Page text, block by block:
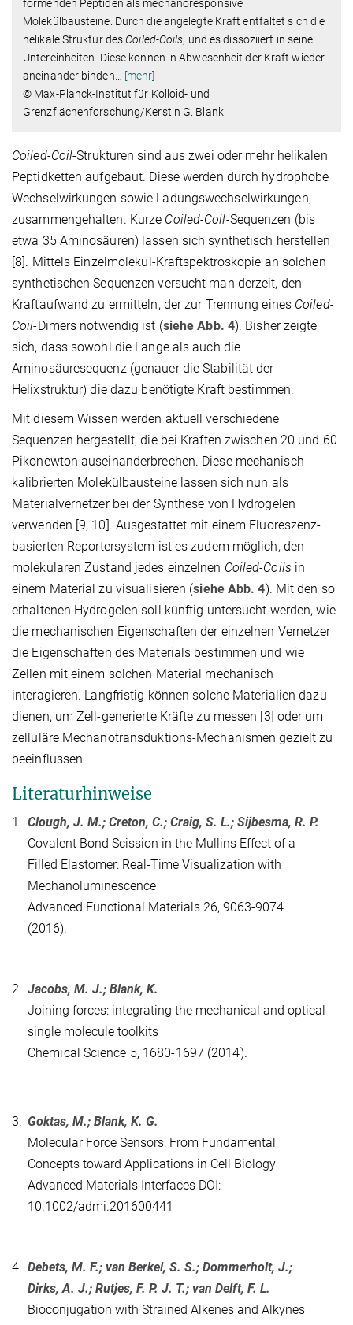
formenden Peptiden als mechanoresponsive
Molekülbausteine. Durch die angelegte Kraft entfaltet sich die
helikale Struktur desCoiled-Coils, und es dissoziiert in seine
Untereinheiten. Diese können in Abwesenheit der Kraft wieder
aneinander binden
[mehr]
© Max-Planck-Institut für Kolloid- und
Grenzflächenforschung/Kerstin G. Blank
Coiled-Coil-Strukturen sind aus zwei oder mehr helikalen
Peptidketten aufgebaut. Diese werden durch hydrophobe
Wechselwirkungen sowie Ladungswechselwirkungen,
zusammengehalten. Kurze Coiled-Coil-Sequenzen (bis
etwa 35 Aminosäuren) lassen sich synthetisch herstellen
[8]. Mittels Einzelmolekül-Kraftspektroskopie an solchen
synthetischen Sequenzen versucht man derzeit, den
Kraftaufwand zu ermitteln, der zur Trennung eines Coiled-
Coil-Dimers notwendig ist (siehe Abb. 4). Bisher zeigte
sich, dass sowohl die Länge als auch die
Aminosäuresequenz (genauer die Stabilität der
Helixstruktur) die dazu benötigte Kraft bestimmen.
Mit diesem Wissen werden aktuell verschiedene
Sequenzen hergestellt, die bei Kräften zwischen 20 und 60
Pikonewton auseinanderbrechen. Diese mechanisch
kalibrierten Molekülbausteine lassen sich nun als
Materialvernetzer bei der Synthese von Hydrogelen
verwenden [9, 10]. Ausgestattet mit einem Fluoreszenz-
basierten Reportersystem ist es zudem möglich, den
molekularen Zustand jedes einzelnen Coiled-Coils in
einem Material zu visualisieren (siehe Abb. 4). Mit den so
erhaltenen Hydrogelen soll künftig untersucht werden, wie
die mechanischen Eigenschaften der einzelnen Vernetzer
die Eigenschaften des Materials bestimmen und wie
Zellen mit einem solchen Material mechanisch
interagieren. Langfristig können solche Materialien dazu
dienen, um Zell-generierte Kräfte zu messen [3] oder um
zelluläre Mechanotransduktions-Mechanismen gezielt zu
beeinflussen.
Literaturhinweise
1. Clough, J. M.; Creton, C.; Craig, S. L.; Sijbesma, R. P.
Covalent Bond Scission in the Mullins Effect of a
Filled Elastomer: Real-Time Visualization with
Mechanoluminescence
Advanced Functional Materials 26, 9063-9074
(2016).
2. Jacobs, M. J.; Blank, K.
Joining forces: integrating the mechanical and optical
single molecule toolkits
Chemical Science 5, 1680-1697 (2014).
3. Goktas, M.; Blank, K. G.
Molecular Force Sensors: From Fundamental
Concepts toward Applications in Cell Biology
Advanced Materials Interfaces DOI:
10.1002/admi.201600441
4. Debets, M. F.; van Berkel, S. S.; Dommerholt, J.;
Dirks, A. J.; Rutjes, F. P. J. T.; van Delft, F. L.
Bioconjugation with Strained Alkenes and Alkynes